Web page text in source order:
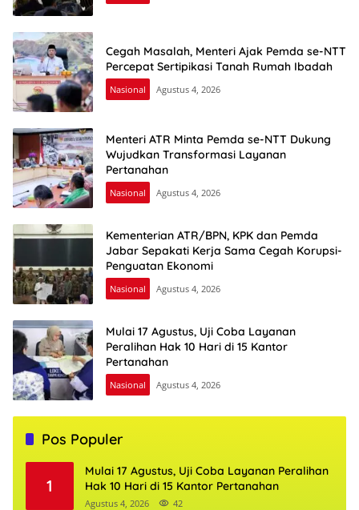
Cegah Masalah, Menteri Ajak Pemda se-NTT
Percepat Sertipikasi Tanah Rumah Ibadah
Nasional Agustus 4, 2026
Menteri ATR Minta Pemda se-NTT Dukung
Wujudkan Transformasi Layanan
Pertanahan
Nasional Agustus 4, 2026
Kementerian ATR/BPN, KPK dan Pemda
Jabar Sepakati Kerja Sama Cegah Korupsi-
Penguatan Ekonomi
Nasional Agustus 4, 2026
Mulai 17 Agustus, Uji Coba Layanan
Peralihan Hak 10 Hari di 15 Kantor
Pertanahan
Nasional Agustus 4, 2026
Pos Populer
1
Mulai 17 Agustus, Uji Coba Layanan Peralihan
Hak 10 Hari di 15 Kantor Pertanahan
Agustus 4, 2026 42